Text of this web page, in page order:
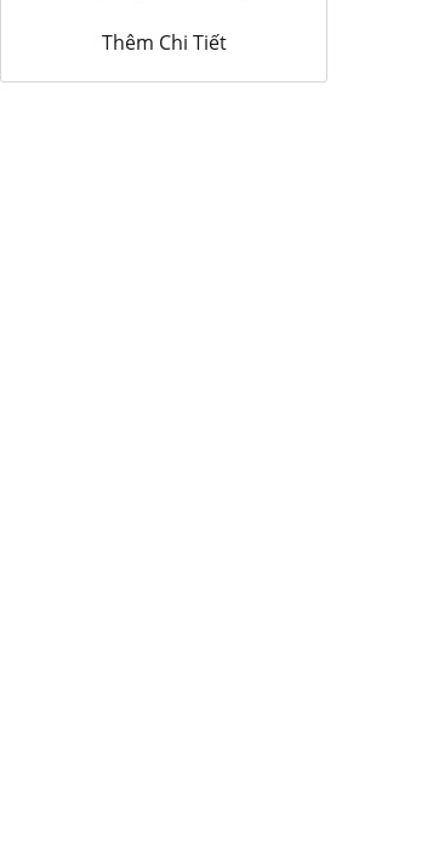
Thêm Chi Tiết